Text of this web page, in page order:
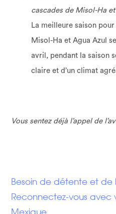
cascades de Misol-Ha
La meilleure saison
Misol-Ha et Agua Azul
avril, pendant la saison
claire et d’un climat
Vous sentez déjà l’appel de
Besoin de détente et de
Reconnectez-vous avec
Mexique